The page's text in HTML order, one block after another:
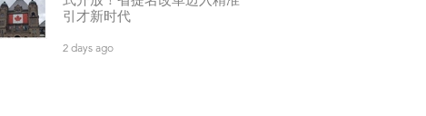
引才新时代
2 days ago